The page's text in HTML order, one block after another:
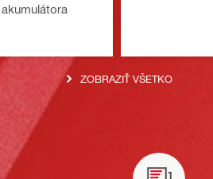
ZOBRAZIŤ VŠETKO